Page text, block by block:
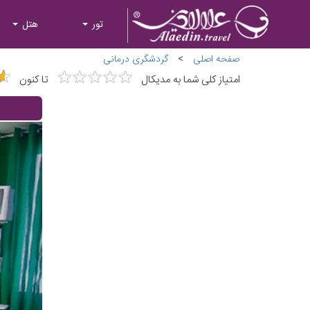
تور هتل
صفحه اصلی > گردشگری درمانی
امتیاز کلی شما به مدیکال ★★★★★
★★★★★ تا کنون